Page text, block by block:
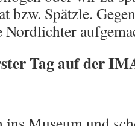
bzw. Spätzle.
Nordlichter
Tag auf der